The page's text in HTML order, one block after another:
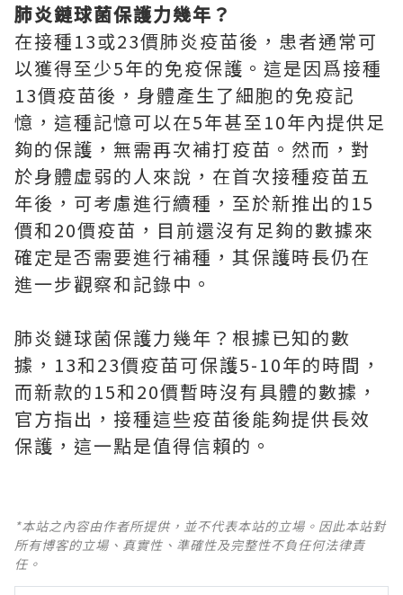
肺炎鏈球菌保護力幾年？
在接種13或23價肺炎疫苗後，患者通常可
以獲得至少5年的免疫保護。這是因爲接種
13價疫苗後，身體產生了細胞的免疫記
憶，這種記憶可以在5年甚至10年內提供足
夠的保護，無需再次補打疫苗。然而，對
於身體虛弱的人來說，在首次接種疫苗五
年後，可考慮進行續種，至於新推出的15
價和20價疫苗，目前還沒有足夠的數據來
確定是否需要進行補種，其保護時長仍在
進一步觀察和記錄中。
肺炎鏈球菌保護力幾年？根據已知的數
據，13和23價疫苗可保護5-10年的時間，
而新款的15和20價暫時沒有具體的數據，
官方指出，接種這些疫苗後能夠提供長效
保護，這一點是值得信賴的。
*本站之內容由作者所提供，並不代表本站的立場。因此本站對
所有博客的立場、真實性、準確性及完整性不負任何法律責
任。